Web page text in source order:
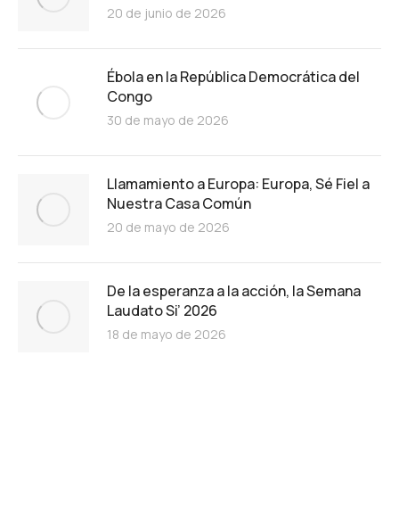
20 de junio de 2026
Ébola en la República Democrática del
Congo
30 de mayo de 2026
Llamamiento a Europa: Europa, Sé Fiel a
Nuestra Casa Común
20 de mayo de 2026
De la esperanza a la acción, la Semana
Laudato Si’ 2026
18 de mayo de 2026